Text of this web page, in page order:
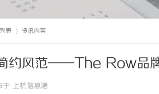
表 资讯内容
约风范——The Row品
上杭信息港